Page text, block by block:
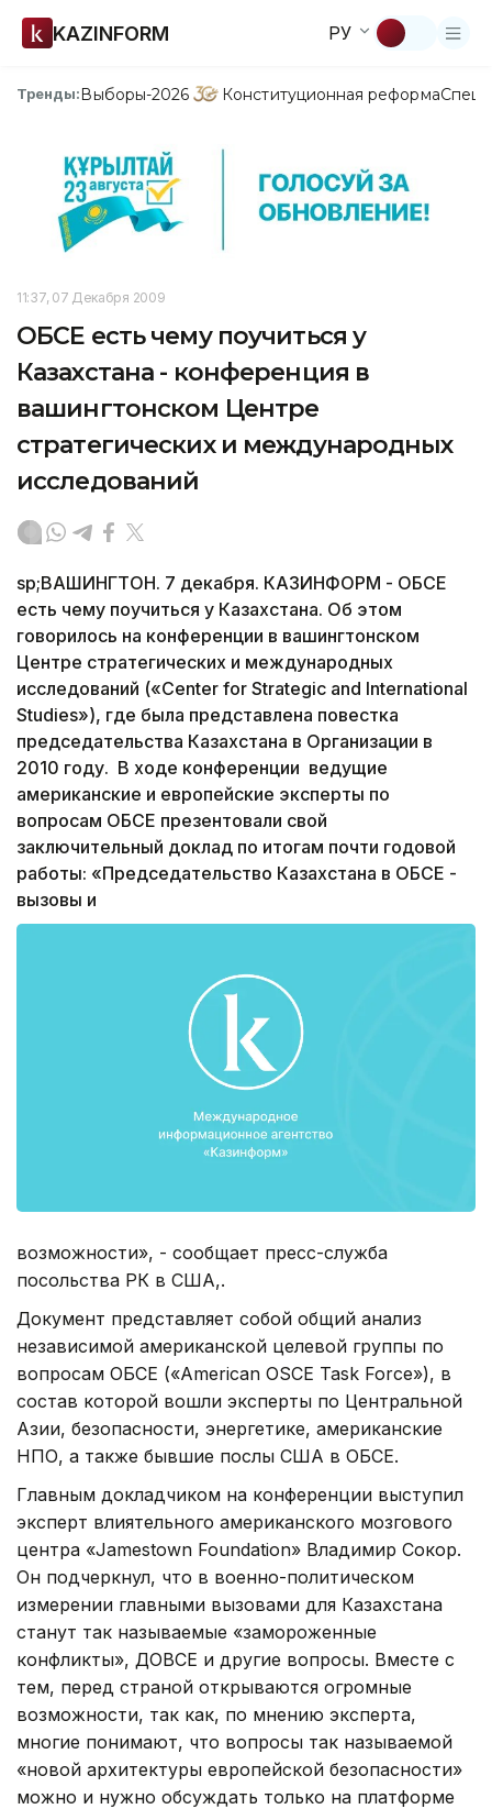
KAZINFORM РУ
Тренды:Выборы-2026 Конституционная реформа
11:37, 07 Декабря 2009
ОБСЕ есть чему поучиться у
Казахстана - конференция в
вашингтонском Центре
стратегических и международных
исследований
sp;ВАШИНГТОН. 7 декабря. КАЗИНФОРМ - ОБСЕ
есть чему поучиться у Казахстана. Об этом
говорилось на конференции в вашингтонском
Центре стратегических и международных
исследований («Center for Strategic and International
Studies»), где была представлена повестка
председательства Казахстана в Организации в
2010 году. В ходе конференции ведущие
американские и европейские эксперты по
вопросам ОБСЕ презентовали свой
заключительный доклад по итогам почти годовой
работы: «Председательство Казахстана в ОБСЕ -
вызовы и
возможности», - сообщает пресс-служба
посольства РК в США,.
Документ представляет собой общий анализ
независимой американской целевой группы по
вопросам ОБСЕ («American OSCE Task Force»), в
состав которой вошли эксперты по Центральной
Азии, безопасности, энергетике, американские
НПО, а также бывшие послы США в ОБСЕ.
Главным докладчиком на конференции выступил
эксперт влиятельного американского мозгового
центра «Jamestown Foundation» Владимир Сокор.
Он подчеркнул, что в военно-политическом
измерении главными вызовами для Казахстана
станут так называемые «замороженные
конфликты», ДОВСЕ и другие вопросы. Вместе с
тем, перед страной открываются огромные
возможности, так как, по мнению эксперта,
многие понимают, что вопросы так называемой
«новой архитектуры европейской безопасности»
можно и нужно обсуждать только на платформе